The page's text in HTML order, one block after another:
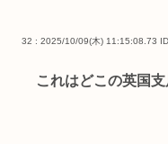
32 : 2025/10/09(木) 11:15:08.73
これはどこの英国支